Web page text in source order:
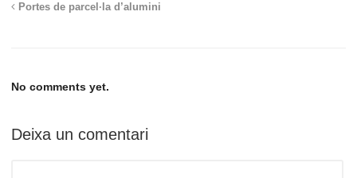
Portes de parcel·la d’alumini
No comments yet.
Deixa un comentari